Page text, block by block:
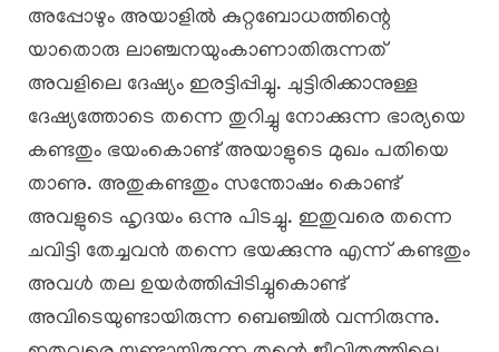
അപ്പോഴും അയാളിൽ കുറ്റബോധത്തിന്റെ
യാതൊരു ലാഞ്ചനയുംകാണാതിരുന്നത്
അവളിലെ ദേഷ്യം ഇരട്ടിപ്പിച്ചു. ചുട്ടിരിക്കാനുള്ള
ദേഷ്യത്തോടെ തന്നെ തുറിച്ചു നോക്കുന്ന ഭാര്യയെ
കണ്ടതും ഭയംകൊണ്ട് അയാളുടെ മുഖം പതിയെ
താണു. അതുകണ്ടതും സന്തോഷം കൊണ്ട്
അവളുടെ ഹൃദയം ഒന്നു പിടച്ചു. ഇതുവരെ തന്നെ
ചവിട്ടി തേച്ചവൻ തന്നെ ഭയക്കുന്നു എന്ന് കണ്ടതും
അവൾ തല ഉയർത്തിപ്പിടിച്ചുകൊണ്ട്
അവിടെയുണ്ടായിരുന്ന ബെഞ്ചിൽ വന്നിരുന്നു.